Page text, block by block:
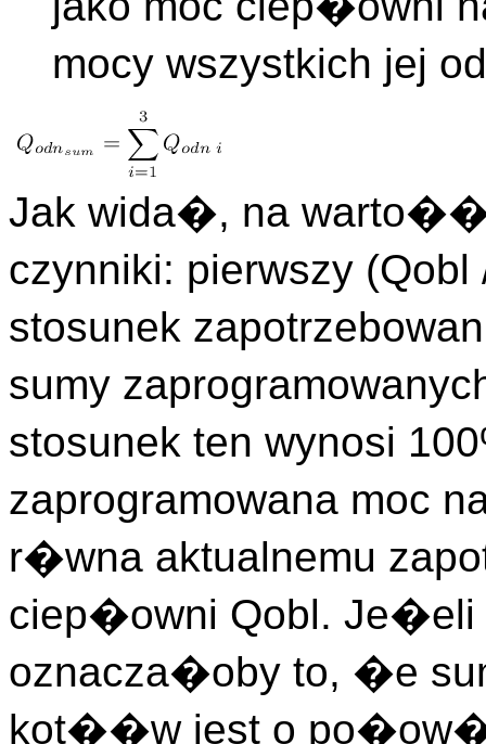
mocy wszystkich jej
Jak wida�, na
czynniki: pierwszy
stosunek
sumy
stosunek ten wynosi
zaprogramowana moc
r�wna aktualnemu
ciep�owni Qobl.
oznacza�oby to, �e
kot��w jest o po�ow�